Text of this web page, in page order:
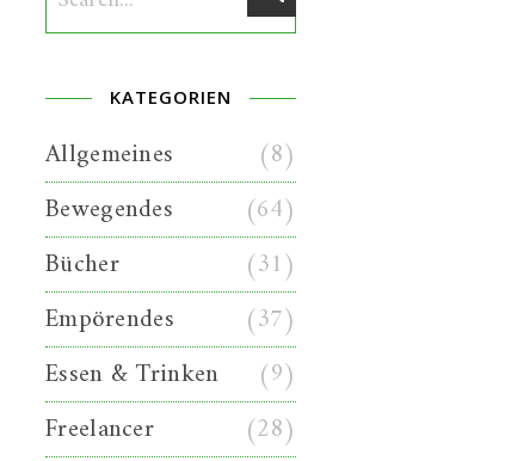
KATEGORIEN
Allgemeines
(8)
Bewegendes
(64)
Bücher
(31)
Empörendes
(37)
Essen & Trinken
(9)
Freelancer
(28)